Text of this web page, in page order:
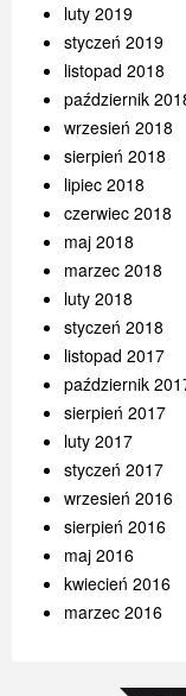
luty 2019
styczeń 2019
listopad 2018
październik
wrzesień 2018
sierpień 2018
lipiec 2018
czerwiec 2018
maj 2018
marzec 2018
luty 2018
styczeń 2018
listopad 2017
październik
sierpień 2017
luty 2017
styczeń 2017
wrzesień 2016
sierpień 2016
maj 2016
kwiecień 2016
marzec 2016